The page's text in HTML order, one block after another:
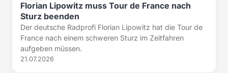
Florian Lipowitz muss Tour de France nach
Sturz beenden
Der deutsche Radprofi Florian Lipowitz hat die Tour de
France nach einem schweren Sturz im Zeitfahren
aufgeben müssen.
21.07.2026